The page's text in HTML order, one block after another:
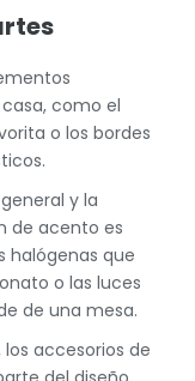
como el
o los bordes
y la
de acento es
halógenas que
o las luces
de una mesa.
accesorios de